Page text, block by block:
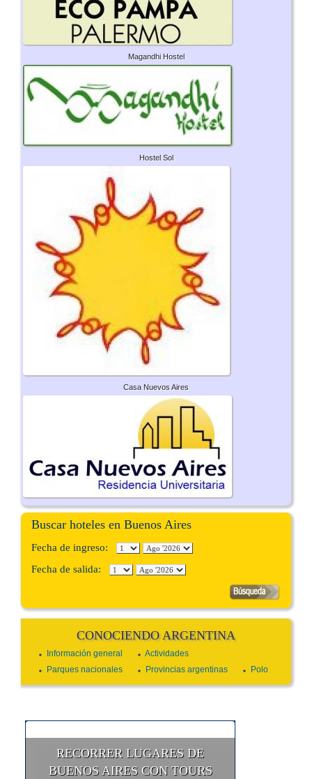
Magandhi Hostel
Hostel Sol
Casa Nuevos Aires
Buscar hoteles en Buenos Aires
Fecha de ingreso:
Fecha de salida:
CONOCIENDO ARGENTINA
Información general
Actividades
Parques nacionales
Provincias argentinas Polo
RECORRER LUGARES DE
BUENOS AIRES CON TOURS